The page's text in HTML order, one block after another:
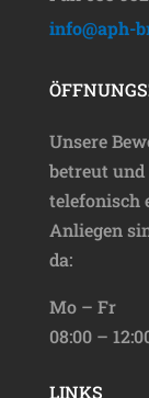
info@aph-
Unsere
betreut
telefonisch
Anliegen
da:
Mo – Fr
08:00 –
LINKS